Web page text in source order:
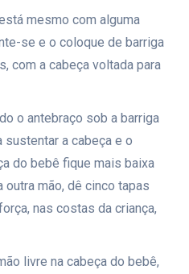
mesmo com alguma
se e o coloque de barriga
com a cabeça voltada para
o antebraço sob a barriga
sustentar a cabeça e o
do bebê fique mais baixa
mão, dê cinco tapas
nas costas da criança,
livre na cabeça do bebê,